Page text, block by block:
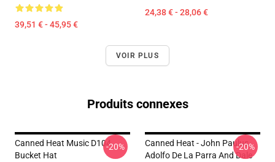
39,51 € - 45,95 €
24,38 € - 28,06 €
VOIR PLUS
Produits connexes
Canned Heat Music D104
Bucket Hat
-20%
Canned Heat - John Paulus,
Adolfo De La Parra And Dale
-20%